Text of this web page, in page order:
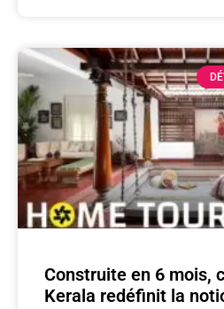
Construite en 6 mois,
Kerala redéfinit la